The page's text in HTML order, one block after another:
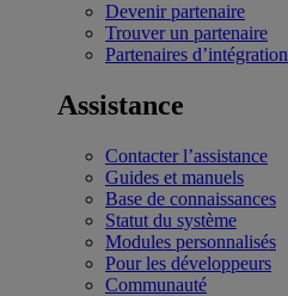
Devenir partenaire
Trouver un partenaire
Partenaires d’intégration
Assistance
Contacter l’assistance
Guides et manuels
Base de connaissances
Statut du système
Modules personnalisés
Pour les développeurs
Communauté